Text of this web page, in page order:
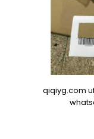
qiqiyg.com